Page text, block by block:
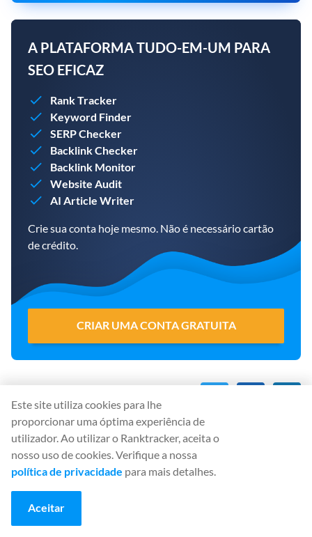
A PLATAFORMA TUDO-EM-UM PARA
SEO EFICAZ
Rank Tracker
Keyword Finder
SERP Checker
Backlink Checker
Backlink Monitor
Website Audit
AI Article Writer
Crie sua conta hoje mesmo. Não é necessário cartão
de crédito.
CRIAR UMA CONTA GRATUITA
Comece a usar o
Ranktracker... De graça!
Este site utiliza cookies para lhe
proporcionar uma óptima experiência de
utilizador. Ao utilizar o Ranktracker, aceita o
nosso uso de cookies. Verifique a nossa
política de privacidade para mais detalhes.
Aceitar